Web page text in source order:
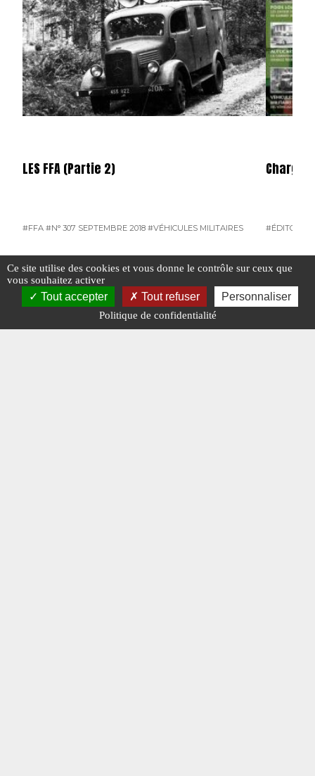
LES FFA (Partie 2)
#FFA #N° 307 SEPTEMBRE 2018 #VÉHICULES MILITAIRES
Charge
#ÉDITORIAL
Ce site utilise des cookies et vous donne le contrôle sur ceux que
vous souhaitez activer
Tout accepter Tout refuser Personnaliser
Politique de confidentialité